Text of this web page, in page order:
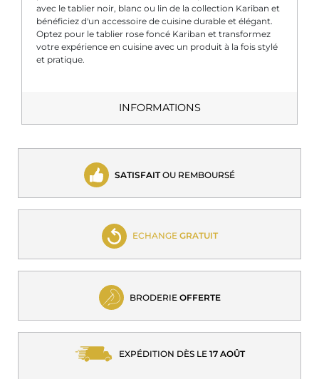
avec le tablier noir, blanc ou lin de la collection Kariban et
bénéficiez d'un accessoire de cuisine durable et élégant.
Optez pour le tablier rose foncé Kariban et transformez
votre expérience en cuisine avec un produit à la fois stylé
et pratique.
INFORMATIONS
SATISFAITOU REMBOURSÉ
ECHANGE GRATUIT
BRODERIE OFFERTE
EXPÉDITION DÈS LE 17 AOÛT